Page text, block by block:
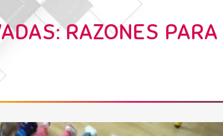
RAZONES